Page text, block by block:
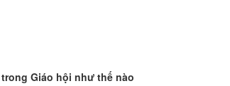
Giáo hội như thế nào